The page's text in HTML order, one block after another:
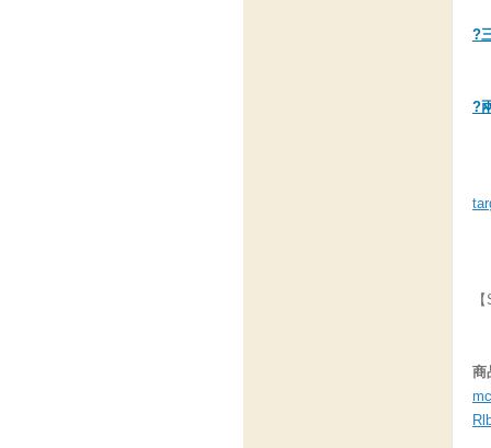
?
?
商